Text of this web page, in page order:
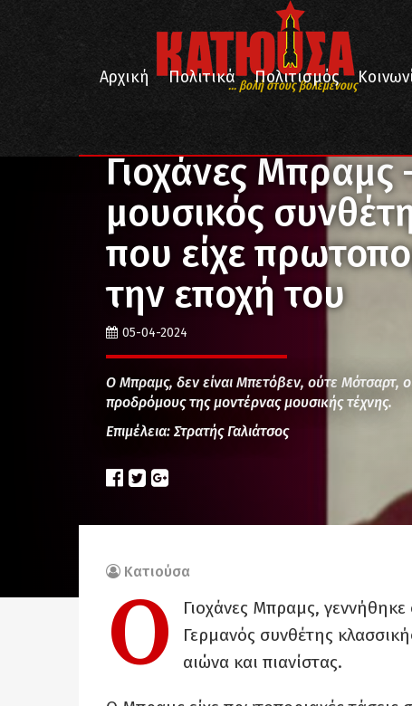
... βολή στους βολεμένους
Αρχική
Πολιτικά Πολιτισμός
Πολιτισμός Γιοχάνες
Γιοχάνες Μπραμς
μουσικός
που είχε
την εποχή του
05-04-2024
Ο Μπραμς, δεν είναι Μπετόβεν, ούτε Μότσαρτ,
προδρόμους της μοντέρνας μουσικής τέχνης.
Επιμέλεια: Στρατής Γαλιάτσος
Κατιούσα
Ο
Γιοχάνες Μπραμς,
Γερμανός συνθέτης
αιώνα και πιανίστας.